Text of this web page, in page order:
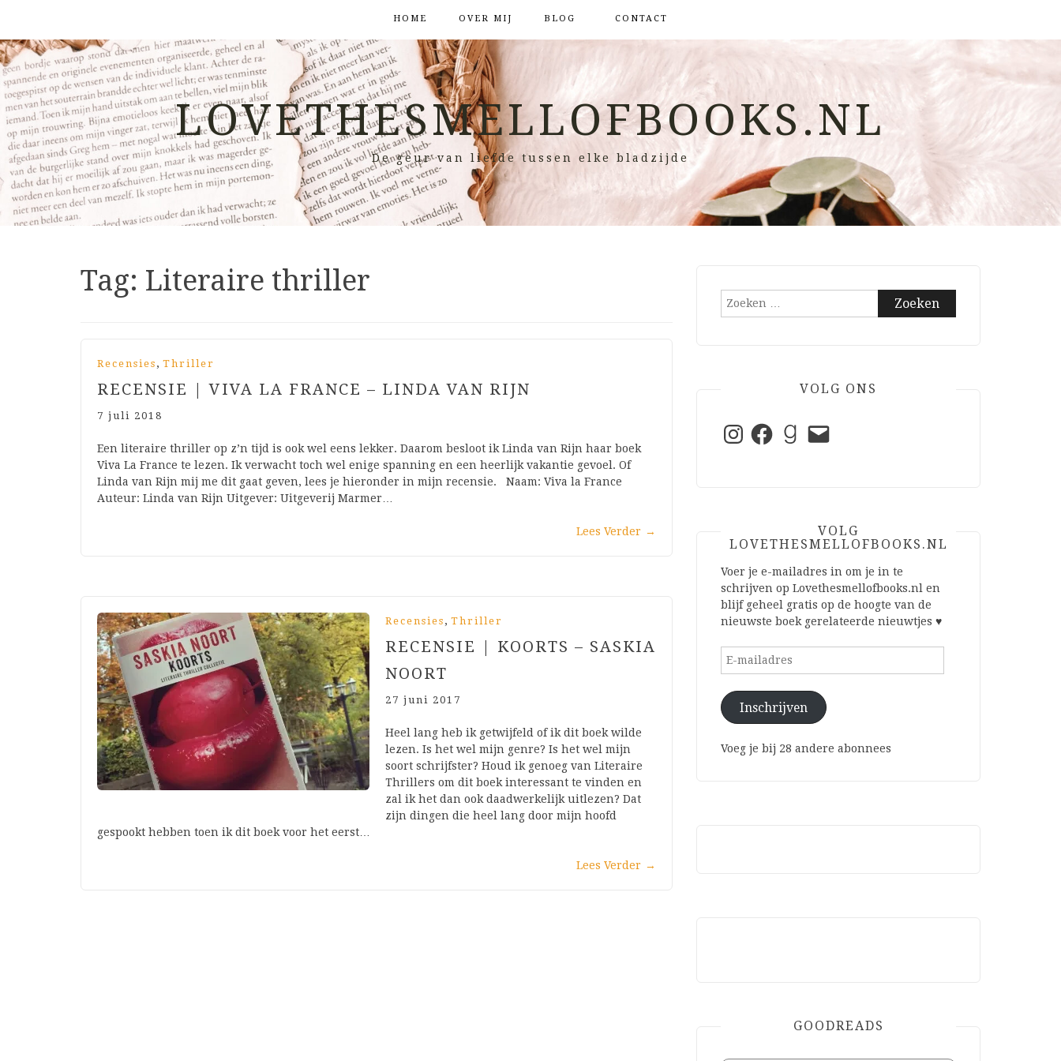
HOME OVER MIJ BLOG CONTACT
LOVETHESMELLOFBOOKS.NL
De geur van liefde tussen elke bladzijde
Tag: Literaire thriller
Recensies , Thriller
RECENSIE | VIVA LA FRANCE – LINDA VAN RIJN
7 juli 2018
Een literaire thriller op z’n tijd is ook wel eens lekker. Daarom besloot ik Linda van Rijn haar boek
Viva La France te lezen. Ik verwacht toch wel enige spanning en een heerlijk vakantie gevoel. Of
Linda van Rijn mij me dit gaat geven, lees je hieronder in mijn recensie. Naam: Viva la France
Auteur: Linda van Rijn Uitgever: Uitgeverij Marmer…
Lees Verder →
Recensies , Thriller
RECENSIE | KOORTS – SASKIA
NOORT
27 juni 2017
Heel lang heb ik getwijfeld of ik dit boek wilde
lezen. Is het wel mijn genre? Is het wel mijn
soort schrijfster? Houd ik genoeg van Literaire
Thrillers om dit boek interessant te vinden en
zal ik het dan ook daadwerkelijk uitlezen? Dat
zijn dingen die heel lang door mijn hoofd
gespookt hebben toen ik dit boek voor het eerst…
Lees Verder →
Zoeken
VOLG ONS
InstagramFacebookGoodreads
E-
mail
VOLG
LOVETHESMELLOFBOOKS.NL
Voer je e-mailadres in om je in te
schrijven op Lovethesmellofbooks.nl en
blijf geheel gratis op de hoogte van de
nieuwste boek gerelateerde nieuwtjes ♥
E-
Inschrijven
Voeg je bij 28 andere abonnees
GOODREADS